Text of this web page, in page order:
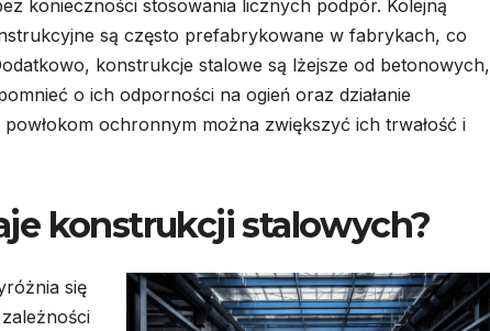
konieczności stosowania licznych podpór. Kolejną
są często prefabrykowane w fabrykach, co
konstrukcje stalowe są lżejsze od betonowych,
o ich odporności na ogień oraz działanie
ochronnym można zwiększyć ich trwałość i
konstrukcji stalowych?
się